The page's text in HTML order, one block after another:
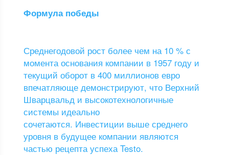
Формула победы
Среднегодовой рост более чем на 10 % с
момента основания компании в 1957 году и
текущий оборот в 400 миллионов евро
впечатляюще демонстрируют, что Верхний
Шварцвальд и высокотехнологичные
системы идеально
сочетаются. Инвестиции выше среднего
уровня в будущее компании являются
частью рецепта успеха Testo.